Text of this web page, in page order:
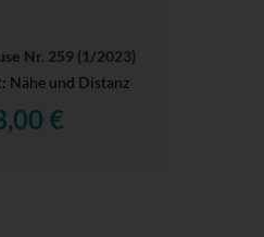
Nr. 259 (1/2023)
Nähe und Distanz
€